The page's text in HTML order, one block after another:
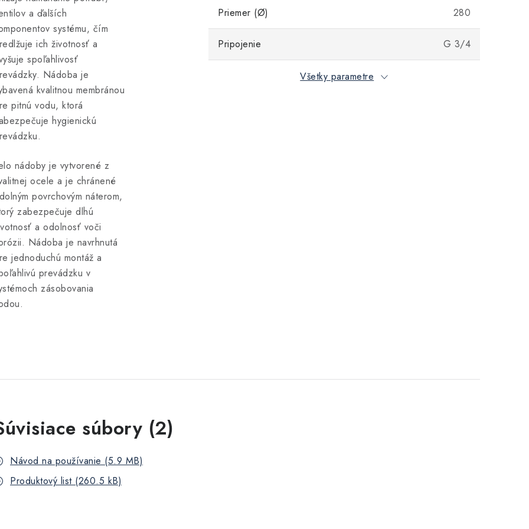
a ďalších
systému, čím
ich životnosť a
spoľahlivosť
Nádoba je
kvalitnou membránou
pitnú vodu, ktorá
hygienickú
nádoby je vytvorené z
ocele a je chránené
povrchovým náterom,
zabezpečuje dlhú
a odolnosť voči
Nádoba je navrhnutá
jednoduchú montáž a
prevádzku v
zásobovania
Priemer (Ø) 280
Pripojenie G 3/4
Všetky parametre
súbory (2)
Návod na používanie (5.9 MB)
Produktový list (260.5 kB)